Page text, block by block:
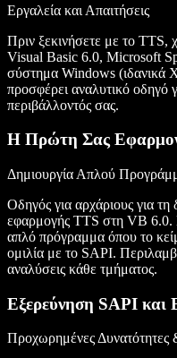
Εργαλεία και Απαιτήσεις
Πριν ξεκινήσετε με το TTS,
Visual Basic 6.0, Microsoft
σύστημα Windows (ιδανικά
προσφέρει αναλυτικό οδηγό
περιβάλλοντός σας.
Η Πρώτη Σας
Δημιουργία Απλού
Οδηγός για αρχάριους για
εφαρμογής TTS στη VB 6.0.
απλό πρόγραμμα όπου το
ομιλία με το SAPI.
αναλύσεις κάθε τμήματος.
Εξερεύνηση SAPI και
Προχωρημένες Δυνατότητες